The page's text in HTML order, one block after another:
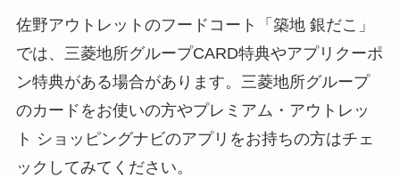
佐野アウトレットのフードコート「築地 銀だこ」
では、三菱地所グループCARD特典やアプリクーポ
ン特典がある場合があります。三菱地所グループ
のカードをお使いの方やプレミアム・アウトレッ
ト ショッピングナビのアプリをお持ちの方はチェ
ックしてみてください。